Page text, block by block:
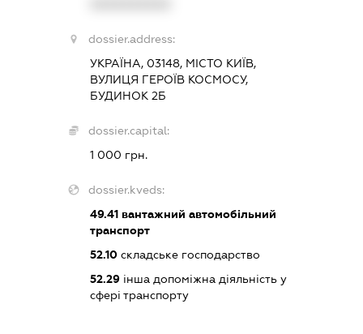
dossier.address:
УКРАЇНА, 03148, МІСТО КИЇВ,
ВУЛИЦЯ ГЕРОЇВ КОСМОСУ,
БУДИНОК 2Б
dossier.capital:
1 000 грн.
dossier.kveds:
49.41вантажний автомобільний
транспорт
52.10складське господарство
52.29інша допоміжна діяльність у
сфері транспорту